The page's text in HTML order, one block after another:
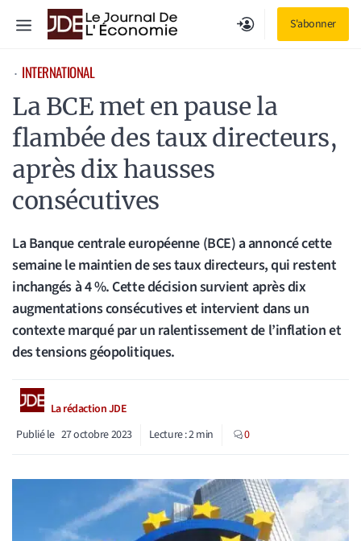
S'abonner
Menu
⋅ INTERNATIONAL
La BCE met en pause la
flambée des taux directeurs,
après dix hausses
consécutives
La Banque centrale européenne (BCE) a annoncé cette
semaine le maintien de ses taux directeurs, qui restent
inchangés à 4 %. Cette décision survient après dix
augmentations consécutives et intervient dans un
contexte marqué par un ralentissement de l’inflation et
des tensions géopolitiques.
La rédaction JDE
Publié le 27 octobre 2023 Lecture :2min 0